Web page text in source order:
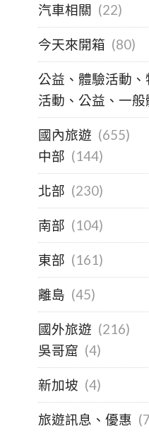
汽車相關 (22)
今天來開箱 (80)
公益、體驗活動、
活動、公益、一般
國內旅遊 (655)
中部 (144)
北部 (230)
南部 (104)
東部 (161)
離島 (45)
國外旅遊 (216)
吳哥窟 (4)
新加坡 (4)
旅遊訊息、優惠